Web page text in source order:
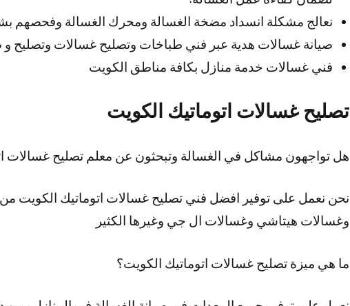
نعالج مشكلة انسداد مضخة الغسالة ومحرك الغسالة وفحصهم
صيانة غسالات هدية عبر فني طباخات وتصليح غسالات وتصليح و
فني غسالات خدمة منازل بكافة مناطق الكويت
تصليح غسالات اتوماتيك الكويت
هل تواجهون مشاكل في الغسالة وتبحثون عن معلم تصليح غسالات
نحن نعمل على توفير افضل فني تصليح غسالات اتوماتيك الكويت
وغسالات هيتاشي وغسالات ال جي وغيرها الكثير
ما هي ميزة تصليح غسالات اتوماتيك الكويت؟